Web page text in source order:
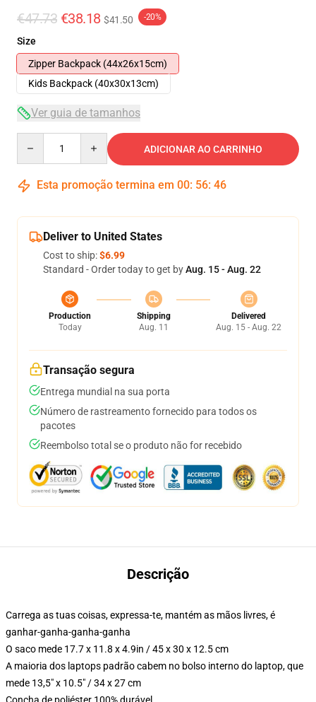
€47.73 €38.18 $41.50 -20%
Size
Zipper Backpack (44x26x15cm)
Kids Backpack (40x30x13cm)
Ver guia de tamanhos
ADICIONAR AO CARRINHO
Esta promoção termina em 00: 56: 46
Deliver to United States
Cost to ship:$6.99
Standard - Order today to get byAug. 15 - Aug. 22
Production
Today
Shipping
Aug. 11
Delivered
Aug. 15 - Aug. 22
Transação segura
Entrega mundial na sua porta
Número de rastreamento fornecido para todos os
pacotes
Reembolso total se o produto não for recebido
Descrição
Carrega as tuas coisas, expressa-te, mantém as mãos livres, é
ganhar-ganha-ganha-ganha
O saco mede 17.7 x 11.8 x 4.9in / 45 x 30 x 12.5 cm
A maioria dos laptops padrão cabem no bolso interno do laptop, que
mede 13,5" x 10.5" / 34 x 27 cm